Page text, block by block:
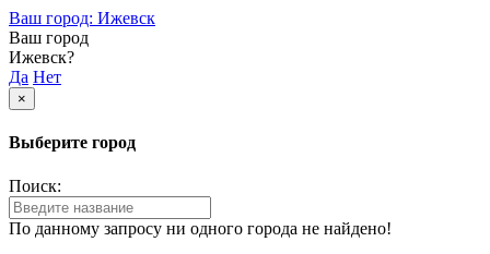
Ваш город: Ижевск
Ваш город
Ижевск?
Да Нет
×
Выберите город
Поиск:
По данному запросу ни одного города не найдено!